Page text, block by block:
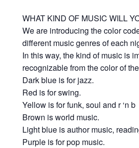
WHAT KIND OF MUSIC WILL
We are introducing the color
different music genres of each
In this way, the kind of music is
recognizable from the color of
Dark blue is for jazz.
Red is for swing.
Yellow is for funk, soul and r ‘n b
Brown is world music.
Light blue is author music,
Purple is for pop music.